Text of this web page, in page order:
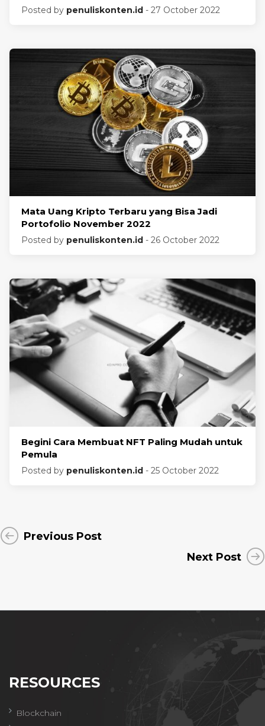
Posted by penuliskonten.id - 27 October 2022
Mata Uang Kripto Terbaru yang Bisa Jadi
Portofolio November 2022
Posted by penuliskonten.id - 26 October 2022
Begini Cara Membuat NFT Paling Mudah untuk
Pemula
Posted by penuliskonten.id - 25 October 2022
Previous Post
Next Post
RESOURCES
Blockchain